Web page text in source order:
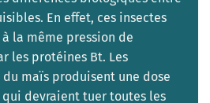
En effet, ces insectes
la même pression de
les protéines Bt. Les
maïs produisent une dose
devraient tuer toutes les